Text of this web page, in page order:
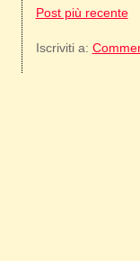
Post più recente
Iscriviti a: